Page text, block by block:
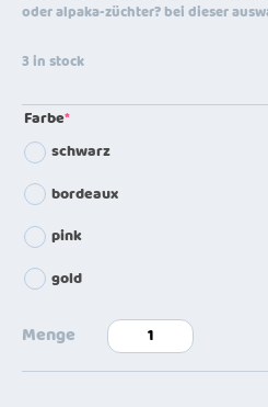
oder alpaka-züchter? bei dieser
3 in stock
Farbe*
schwarz
bordeaux
pink
gold
edition
urban